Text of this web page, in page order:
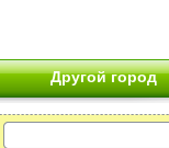
Другой город